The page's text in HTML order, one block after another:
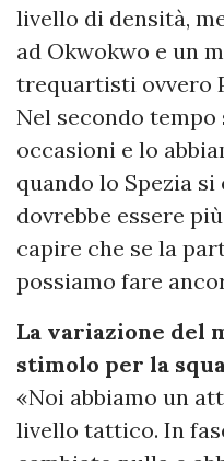
livello di densità,
ad Okwokwo e un
trequartisti ovvero
Nel secondo tempo
occasioni e lo
quando lo Spezia
dovrebbe essere
capire che se la
possiamo fare
La variazione del
stimolo per la
«Noi abbiamo un
livello tattico. In